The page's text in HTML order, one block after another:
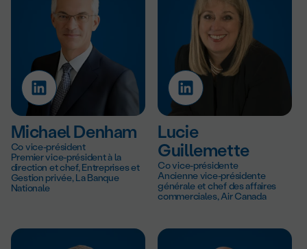
Michael Denham
Co vice-président
Premier vice-président à la
direction et chef, Entreprises et
Gestion privée, La Banque
Nationale
Lucie
Guillemette
Co vice-présidente
Ancienne vice-présidente
générale et chef des affaires
commerciales, Air Canada